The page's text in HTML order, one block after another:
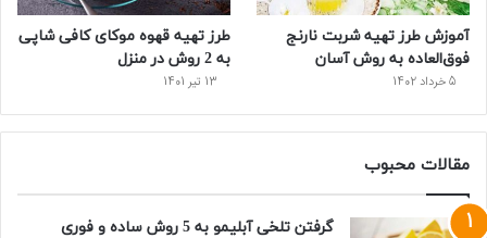
آموزش طرز تهیه شربت نارنج
فوق‌العاده به روش آسان
5 خرداد 1402
طرز تهیه قهوه موکای کافی شاپی
به 2 روش در منزل
13 تیر 1401
مقالات محبوب
گرفتن تلخی آبلیمو به 5 روش ساده و فوری